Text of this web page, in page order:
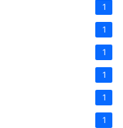
1
1
1
1
1
1